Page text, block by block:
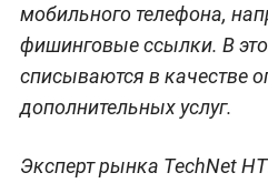
мобильного телефона,
фишинговые ссылки. В
списываются в качестве
дополнительных услуг.
Эксперт рынка TechNet